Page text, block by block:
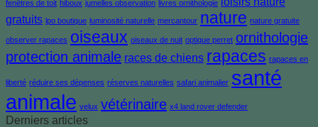
fenêtres de toit hiboux jumelles observation livres ornithologie
gratuits lpo boutique luminosité naturelle mercantour nature nature gratuite
observer rapaces oiseaux oiseaux de nuit optique perret ornithologie
protection animale races de chiens rapaces rapaces en
liberté réduire ses dépenses réserves naturelles safari animalier santé
animale velux vétérinaire x4 land rover defender
Derniers articles